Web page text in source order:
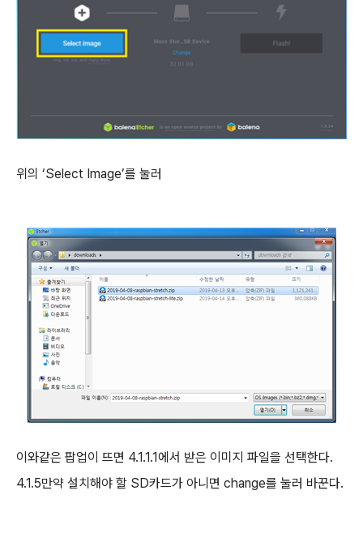
위의 ‘Select Image’를 눌러
이와같은 팝업이 뜨면 4.1.1.1에서 받은 이미지 파일을 선택한다.
4.1.5만약 설치해야 할 SD카드가 아니면 change를 눌러 바꾼다.